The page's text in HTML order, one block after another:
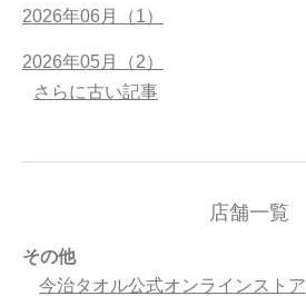
2026年06月（1）
2026年05月（2）
さらに古い記事
店舗一覧
その他
今治タオル公式オンラインストア